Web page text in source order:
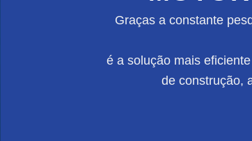
Graças a constante
é a solução mais
de construção,